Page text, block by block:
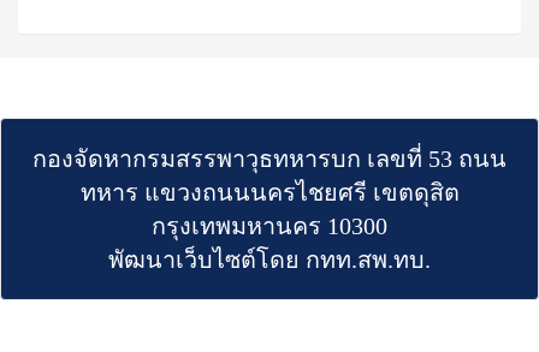
กองจัดหากรมสรรพาวุธทหารบก เลขที่ 53 ถนน
ทหาร แขวงถนนนครไชยศรี เขตดุสิต
กรุงเทพมหานคร 10300
พัฒนาเว็บไซต์โดย กทท.สพ.ทบ.